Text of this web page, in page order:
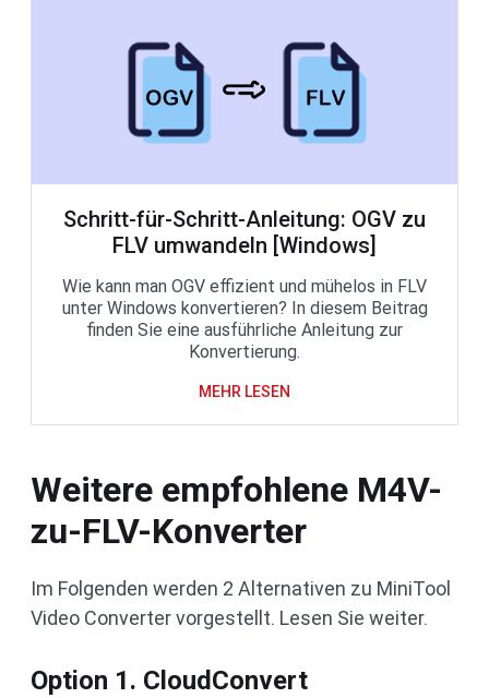
Schritt-für-Schritt-Anleitung: OGV zu
FLV umwandeln [Windows]
Wie kann man OGV effizient und mühelos in FLV
unter Windows konvertieren? In diesem Beitrag
finden Sie eine ausführliche Anleitung zur
Konvertierung.
MEHR LESEN
Weitere empfohlene M4V-
zu-FLV-Konverter
Im Folgenden werden 2 Alternativen zu MiniTool
Video Converter vorgestellt. Lesen Sie weiter.
Option 1. CloudConvert